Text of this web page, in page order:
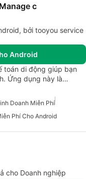
c
bởi tooyou service
Android
toán di động giúp bạn
Ứng dụng này là…
Doanh Miễn Phí
Phí Cho Android
cho Doanh nghiệp